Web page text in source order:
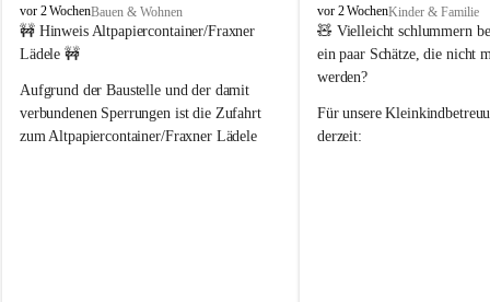
F
r
a
e
r
n
vor 2 WochenBauen & Wohnen
🚧 Hinweis Altpapiercontainer/Fraxner
Lädele 🚧
Aufgrund der Baustelle und der damit
verbundenen Sperrungen ist die Zufahrt
zum Altpapiercontainer/Fraxner Lädele
F
r
a
x
r
n
vor 2 WochenKinder & Familie
🧸 Vielleicht schlummern
ein paar Schätze, die nicht
werden?
Für unsere
derzeit: